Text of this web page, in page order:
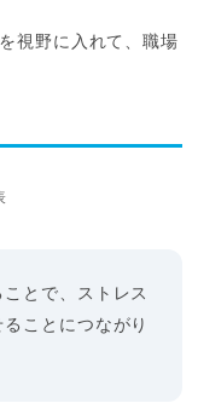
視野に入れて、職場
とで、ストレス
ことにつながり